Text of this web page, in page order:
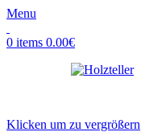
Menu
0 items 0.00€
Klicken um zu vergrößern